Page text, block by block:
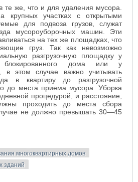
те же, что и для удаления мусора.
крупных участках с открытыми
для подвоза грузов, служат
мусороуборочных машин. Эти
на тех же площадках, что
груз. Так как невозможно
разгрузочную площадку у
блокированного дома или у
в этом случае важно учитывать
в квартиру до разгрузочной
до места приема мусора. Уборка
процедурой, и расстояние,
проходить до места сбора
не должно превышать 30—45
многоквартирных домов
зданий